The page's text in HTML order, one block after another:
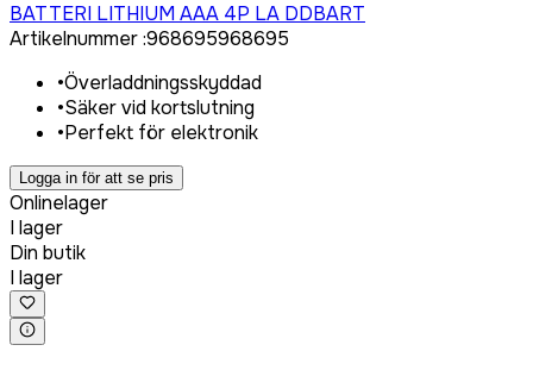
BATTERI LITHIUM AAA 4P LA DDBART
Artikelnummer:968695968695
•Överladdningsskyddad
•Säker vid kortslutning
•Perfekt för elektronik
Logga in för att se pris
Onlinelager
I lager
Din butik
I lager